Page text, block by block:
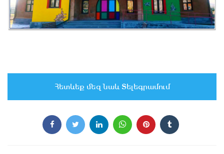
Հետևեք մեզ նաև Տելեգրամում